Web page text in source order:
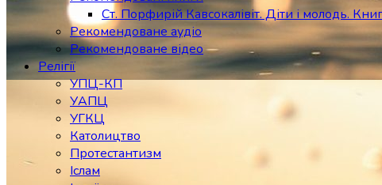
Ст. Порфирій Кавсокалівіт. Діти і молодь.
Рекомендоване аудіо
Рекомендоване відео
Релігії
УПЦ-КП
УАПЦ
УГКЦ
Католицтво
Протестантизм
Іслам